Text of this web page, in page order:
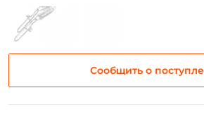
Сообщить о